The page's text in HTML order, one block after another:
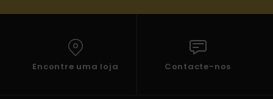
Encontre uma loja Contacte-nos